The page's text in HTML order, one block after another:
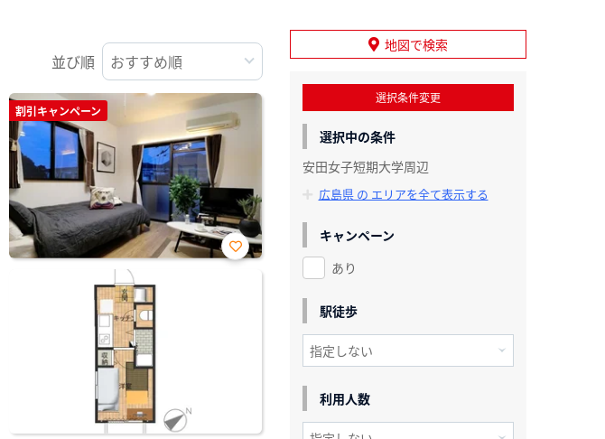
並び順
割引キャンペーン
お気
地図で検索
選択条件変更
選択中の条件
安田女子短期大学周辺
広島県 の エリアを全て表示する
キャンペーン
あり
駅徒歩
利用人数